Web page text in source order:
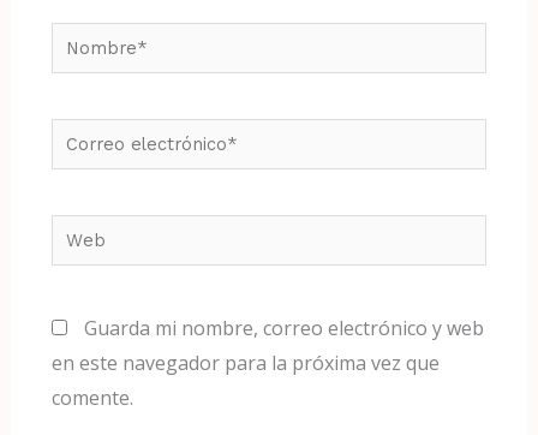
Nombre*
Correo
electrónico*
Web
Guarda mi nombre, correo electrónico y web
en este navegador para la próxima vez que
comente.